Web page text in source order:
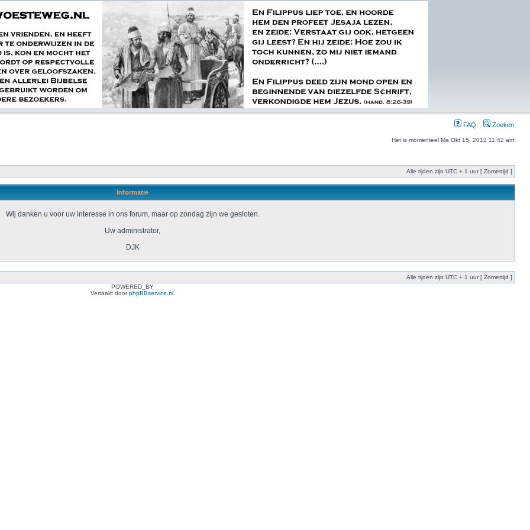
FAQ Zoeken
Het is momenteel Ma Okt 15, 2012 11:42 am
Alle tijden zijn UTC + 1 uur [ Zomertijd ]
Informatie
Wij danken u voor uw interesse in ons forum, maar op zondag zijn we gesloten.
Uw administrator,
DJK
Alle tijden zijn UTC + 1 uur [ Zomertijd ]
POWERED_BY
Vertaald doorphpBBservice.nl.